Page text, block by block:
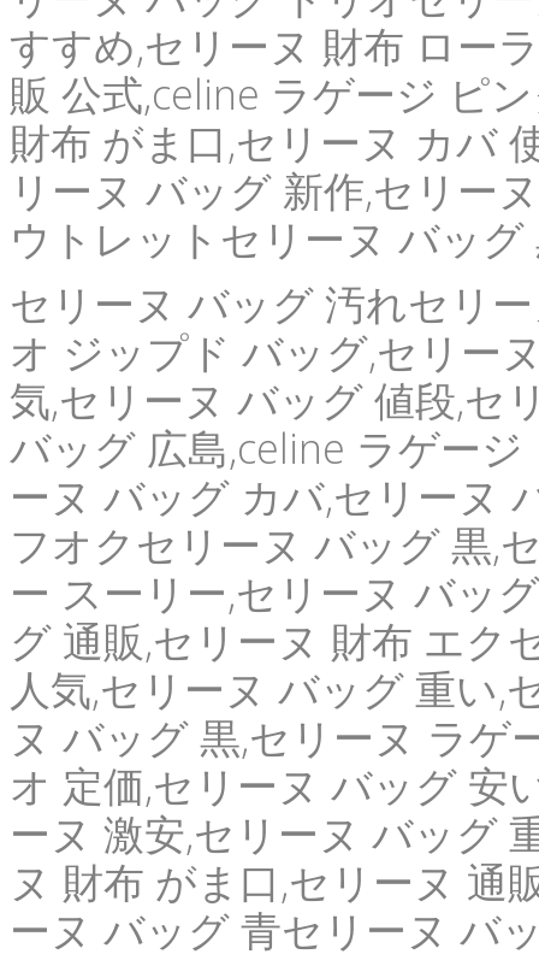
すすめ,セリーヌ 財布 ロー
販 公式,celine ラゲージ ピ
財布 がま口,セリーヌ カバ
リーヌ バッグ 新作,セリー
ウトレットセリーヌ バッ
セリーヌ バッグ 汚れセリ
オ ジップド バッグ,セリー
気,セリーヌ バッグ 値段,セ
バッグ 広島,celine ラゲー
ーヌ バッグ カバ,セリーヌ
フオクセリーヌ バッグ 黒,
ー スーリー,セリーヌ バッ
グ 通販,セリーヌ 財布 エク
人気,セリーヌ バッグ 重い,
ヌ バッグ 黒,セリーヌ ラ
オ 定価,セリーヌ バッグ 安
ーヌ 激安,セリーヌ バッグ
ヌ 財布 がま口,セリーヌ 通
ーヌ バッグ 青セリーヌ バ